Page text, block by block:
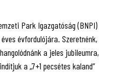
Park Igazgatóság (BNPI)
évfordulójára. Szeretnénk,
a jeles jubileumra,
a „7+1 pecsétes kaland”